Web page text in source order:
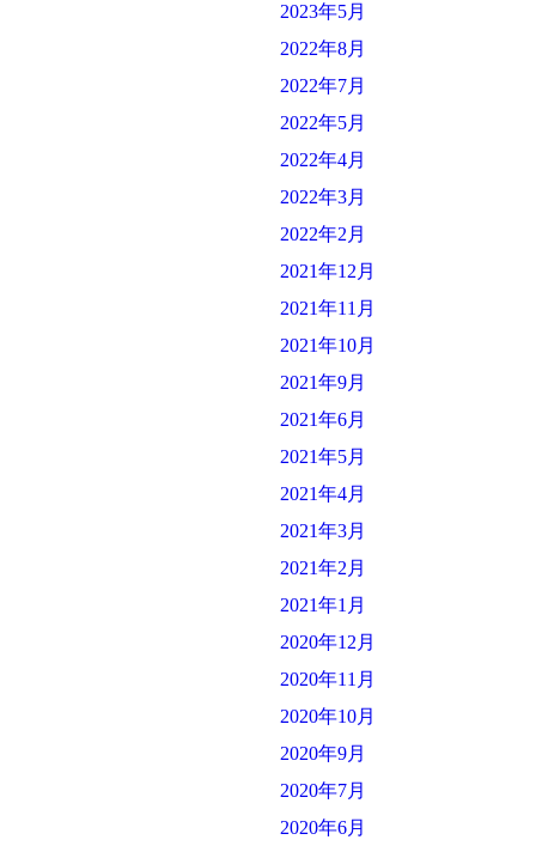
2023年5月
2022年8月
2022年7月
2022年5月
2022年4月
2022年3月
2022年2月
2021年12月
2021年11月
2021年10月
2021年9月
2021年6月
2021年5月
2021年4月
2021年3月
2021年2月
2021年1月
2020年12月
2020年11月
2020年10月
2020年9月
2020年7月
2020年6月